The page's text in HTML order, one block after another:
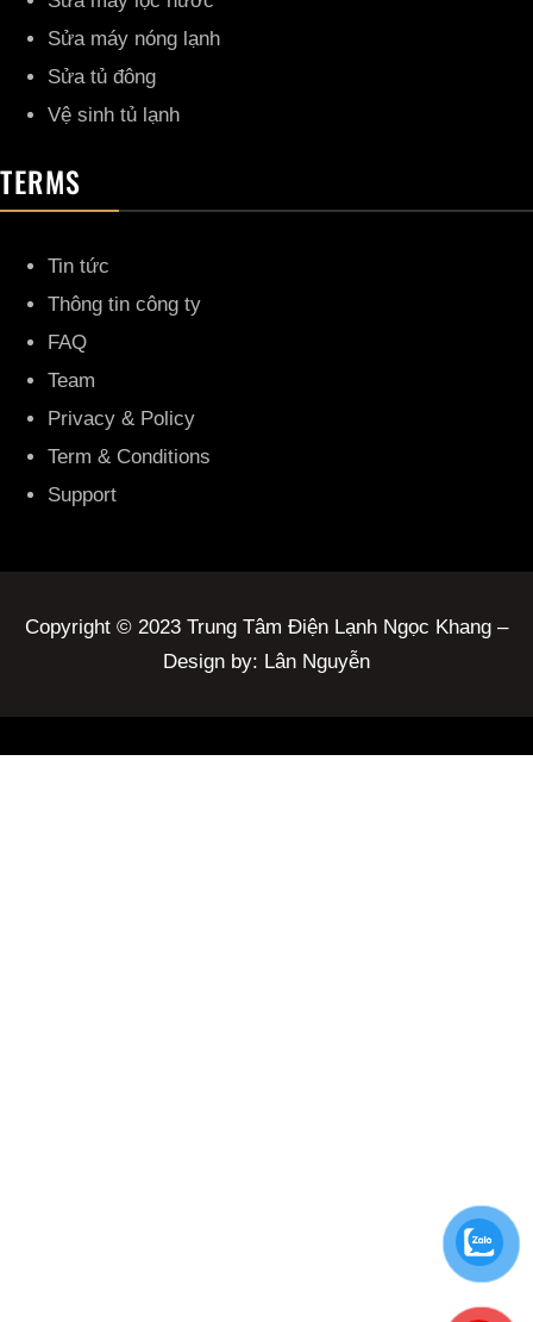
Sửa máy nóng lạnh
Sửa tủ đông
Vệ sinh tủ lạnh
TERMS
Tin tức
Thông tin công ty
FAQ
Team
Privacy & Policy
Term & Conditions
Support
Copyright © 2023 Trung Tâm Điện Lạnh Ngọc Khang –
Design by: Lân Nguyễn